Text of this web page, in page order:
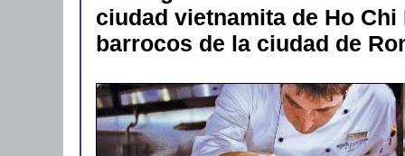
ciudad vietnamita de Ho
barrocos de la ciudad de